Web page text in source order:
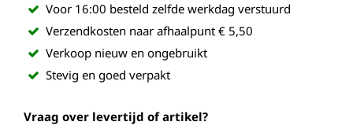
Voor 16:00 besteld zelfde werkdag verstuurd
Verzendkosten naar afhaalpunt € 5,50
Verkoop nieuw en ongebruikt
Stevig en goed verpakt
Vraag over levertijd of artikel?